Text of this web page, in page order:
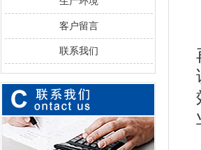
客户留言
联系我们